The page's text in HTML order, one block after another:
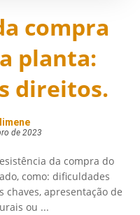
compra
planta:
direitos.
de 2023
da compra do
como: dificuldades
chaves, apresentação de
ou ...